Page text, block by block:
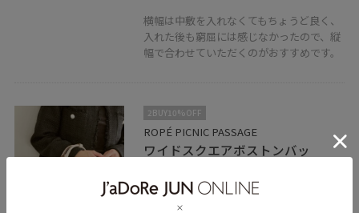
横幅は中敷を入れなくてもちょうど良く、
入れた後も窮屈には感じなかったので、縦
幅で合わせていただくのがおすすめです。
2BUY10%OFF
ROPÉ PICNIC PASSAGE
ワイドスクエアボストンバッ
キナリ / F
¥4,235